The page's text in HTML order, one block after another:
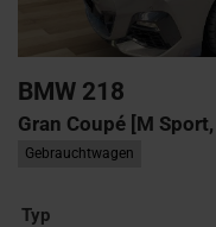
BMW 218
Gran Coupé [M Sport,
Gebrauchtwagen
Typ